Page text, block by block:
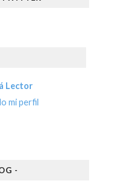
Lector
mi perfil
-